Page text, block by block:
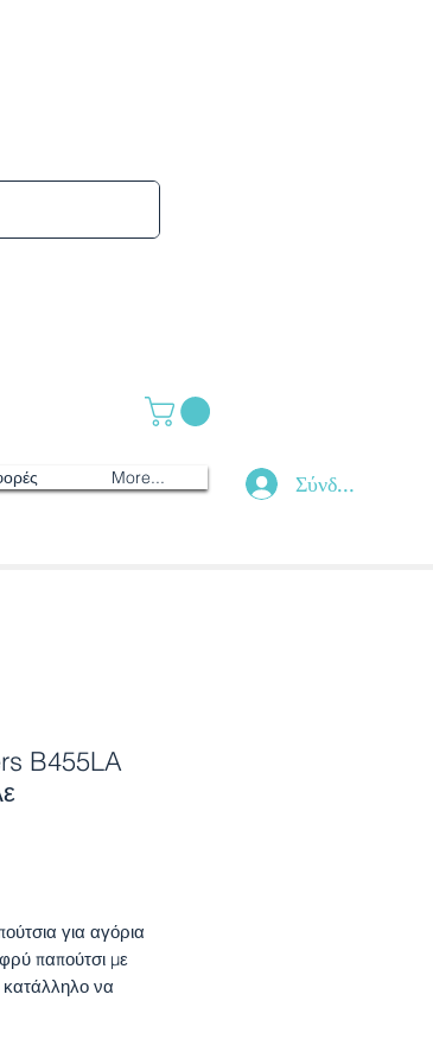
More... Σύνδεση
B455LA
για αγόρια
παπούτσι με
κατάλληλο να
πάτοι,